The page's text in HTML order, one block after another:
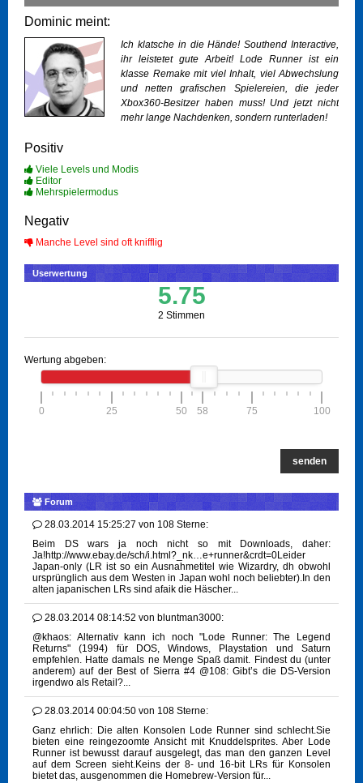
Dominic meint:
Ich klatsche in die Hände! Southend Interactive,
ihr leistetet gute Arbeit! Lode Runner ist ein
klasse Remake mit viel Inhalt, viel Abwechslung
und netten grafischen Spielereien, die jeder
Xbox360-Besitzer haben muss! Und jetzt nicht
mehr lange Nachdenken, sondern runterladen!
Positiv
Viele Levels und Modis
Editor
Mehrspielermodus
Negativ
Manche Level sind oft knifflig
Userwertung
5.75
2 Stimmen
Wertung abgeben:
0 25 50 58 75 100
senden
Forum
28.03.2014 15:25:27 von 108 Sterne:
Beim DS wars ja noch nicht so mit Downloads, daher:
Ja!http://www.ebay.de/sch/i.html?_nk…e+runner&crdt=0Leider
Japan-only (LR ist so ein Ausnahmetitel wie Wizardry, dh obwohl
ursprünglich aus dem Westen in Japan wohl noch beliebter).In den
alten japanischen LRs sind afaik die Häscher...
28.03.2014 08:14:52 von bluntman3000:
@khaos: Alternativ kann ich noch "Lode Runner: The Legend
Returns" (1994) für DOS, Windows, Playstation und Saturn
empfehlen. Hatte damals ne Menge Spaß damit. Findest du (unter
anderem) auf der Best of Sierra #4 @108: Gibt’s die DS-Version
irgendwo als Retail?...
28.03.2014 00:04:50 von 108 Sterne:
Ganz ehrlich: Die alten Konsolen Lode Runner sind schlecht.Sie
bieten eine reingezoomte Ansicht mit Knuddelsprites. Aber Lode
Runner ist bewusst darauf ausgelegt, das man den ganzen Level
auf dem Screen sieht.Keins der 8- und 16-bit LRs für Konsolen
bietet das, ausgenommen die Homebrew-Version für...